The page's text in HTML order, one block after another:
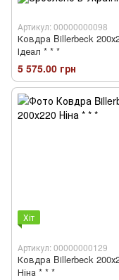
Артикул: 00000000098
Ковдра Billerbeck
Ідеал * * *
5 575.00 грн
Хіт
Артикул: 00000000129
Ковдра Billerbeck
Ніна * * *